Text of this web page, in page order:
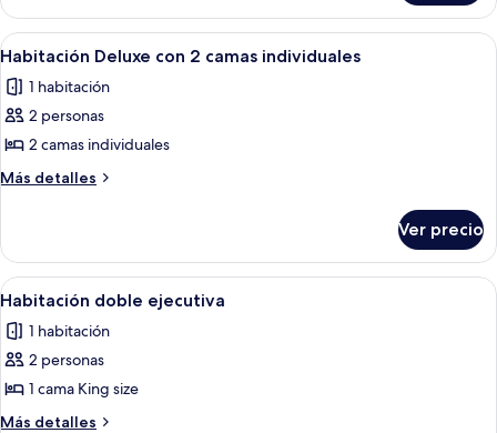
doble
Deluxe
Abrir
todas
las
fotos
de
Habitación
2
camas
individuales
Habitación de hotel con dos camas,
5
Habitación Deluxe con 2 camas individuales
1 habitación
2 personas
2 camas individuales
Más detalles
Más
Deluxe
con
2
individuales
Ver precio
Abrir
todas
las
fotos
de
Habitación
Una habitación de hotel con una
6
Habitación doble ejecutiva
1 habitación
2 personas
1 cama King size
Más detalles
Más